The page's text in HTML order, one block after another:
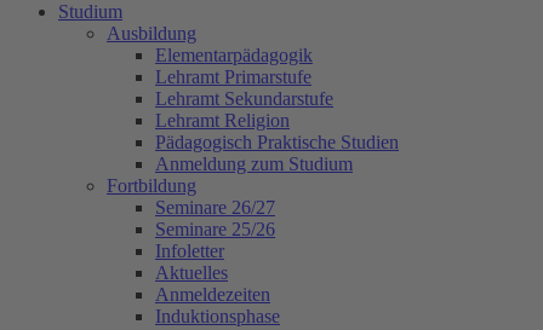
Studium
Ausbildung
Elementarpädagogik
Lehramt Primarstufe
Lehramt Sekundarstufe
Lehramt Religion
Pädagogisch Praktische Studien
Anmeldung zum Studium
Fortbildung
Seminare 26/27
Seminare 25/26
Infoletter
Aktuelles
Anmeldezeiten
Induktionsphase